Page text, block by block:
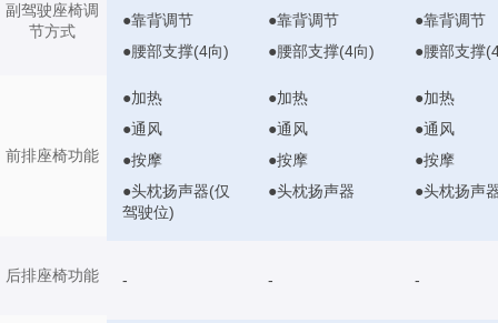
副驾驶座椅调
节方式
前排座椅功能
后排座椅功能
●靠背调节
●腰部支撑(4向)
●靠背调节
●腰部支撑(4向)
●靠背调节
●腰部支撑
●加热
●通风
●按摩
●头枕扬声器(仅
驾驶位)
●加热
●通风
●按摩
●头枕扬声器
●加热
●通风
●按摩
●头枕扬声
- - -